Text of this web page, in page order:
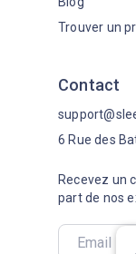
Contact
Trouver un
Recevez un
part de nos
6 Rue des